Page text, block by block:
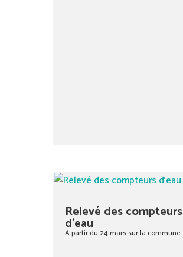
Relevé des compteurs
d’eau
A partir du 24 mars sur la commune